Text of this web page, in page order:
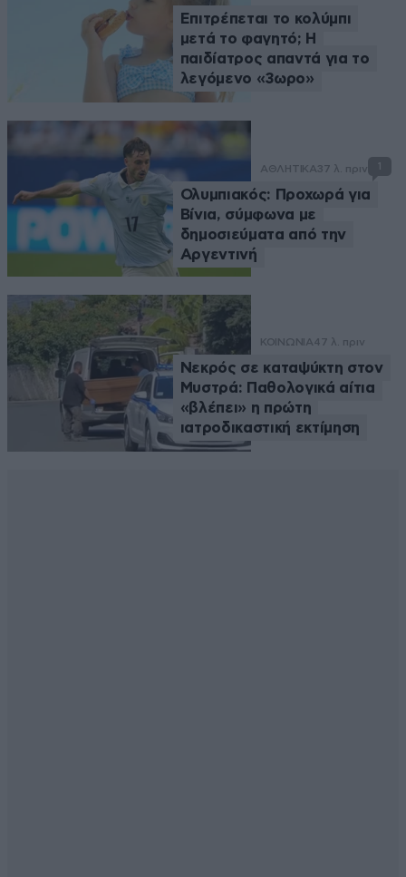
Επιτρέπεται το κολύμπι
μετά το φαγητό; Η
παιδίατρος απαντά για το
λεγόμενο «3ωρο»
ΑΘΛΗΤΙΚΑ37 λ. πριν
Ολυμπιακός: Προχωρά για
Βίνια, σύμφωνα με
δημοσιεύματα από την
Αργεντινή
ΚΟΙΝΩΝΙΑ47 λ. πριν
Νεκρός σε καταψύκτη στον
Μυστρά: Παθολογικά αίτια
«βλέπει» η πρώτη
ιατροδικαστική εκτίμηση